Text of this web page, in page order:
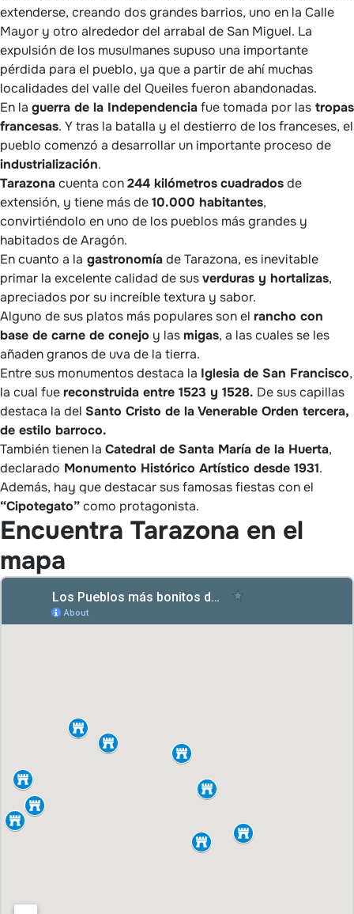
extenderse, creando dos grandes barrios, uno en la Calle
Mayor y otro alrededor del arrabal de San Miguel. La
expulsión de los musulmanes supuso una importante
pérdida para el pueblo, ya que a partir de ahí muchas
localidades del valle del Queiles fueron abandonadas.
En la guerra de la Independenciafue tomada por las tropas
francesas. Y tras la batalla y el destierro de los franceses, el
pueblo comenzó a desarrollar un importante proceso de
industrialización.
Tarazonacuenta con244 kilómetroscuadradosde
extensión, y tiene más de10.000 habitantes,
convirtiéndolo en uno de los pueblos más grandes y
habitados de Aragón.
En cuanto a la gastronomíade Tarazona, es inevitable
primar la excelente calidad de susverduras y hortalizas,
apreciados por su increíble textura y sabor.
Alguno de sus platos más populares son el rancho con
base de carne de conejo y lasmigas, a las cuales se les
añaden granos de uva de la tierra.
Entre sus monumentos destaca la Iglesia de San Francisco,
la cual fuereconstruida entre 1523 y 1528. De sus capillas
destaca la del Santo Cristo de la Venerable Orden tercera,
de estilo barroco.
También tienen la Catedral de Santa María de la Huerta,
declarado Monumento Histórico Artístico desde 1931.
Además, hay que destacar sus famosas fiestas con el
“Cipotegato”como protagonista.
Encuentra Tarazona en el
mapa